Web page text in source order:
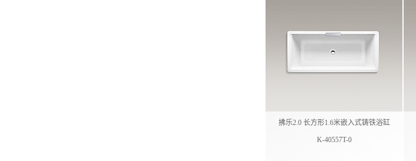
拂乐2.0 长方形1.6米嵌入式铸铁浴缸
K-40557T-0